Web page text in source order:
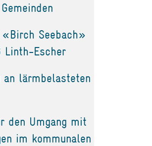
«Birch Seebach»
Linth-Escher
an lärmbelasteten
den Umgang mit
im kommunalen